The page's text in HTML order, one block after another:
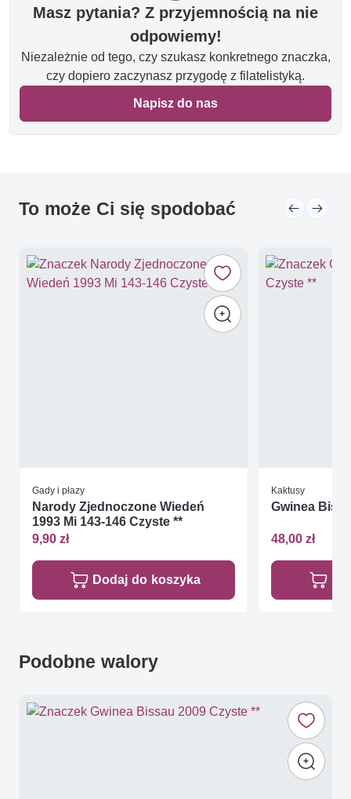
Masz pytania? Z przyjemnością na nie
odpowiemy!
Niezależnie od tego, czy szukasz konkretnego znaczka,
czy dopiero zaczynasz przygodę z filatelistyką.
Napisz do nas
To może Ci się spodobać
Gady i płazy
Narody Zjednoczone Wiedeń
1993 Mi 143-146 Czyste **
9,90 zł
Dodaj do koszyka
Kaktusy
Gwinea
48,00 zł
Podobne walory